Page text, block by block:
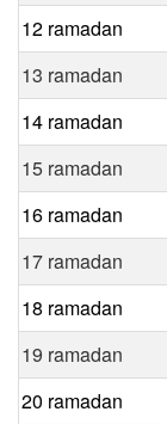
12 ramadan
13 ramadan
14 ramadan
15 ramadan
16 ramadan
17 ramadan
18 ramadan
19 ramadan
20 ramadan